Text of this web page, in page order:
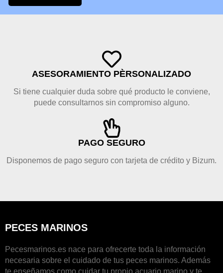
ASESORAMIENTO PÈRSONALIZADO
Si tiene cualquier duda sobre qué producto le conviene,
puede consultarnos sin compromiso alguno.
PAGO SEGURO
Disponemos de pago seguro con tarjeta de crédito y Bizum.
PECES MARINOS
Pecesmarinos.es nace para ofrecerte toda la información
necesaria sobre el cuidado de tus peces marinos. Además
te enseñamos como cuidar tu propio acuario marino y te